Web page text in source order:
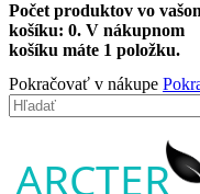
Počet produktov vo
košíku: 0. V nákupnom
košíku máte 1 položku.
Pokračovať v nákupe